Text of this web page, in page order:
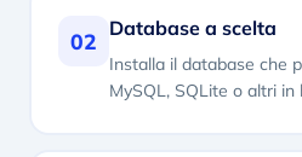
02 Database a scelta
Installa il database che
MySQL, SQLite o altri